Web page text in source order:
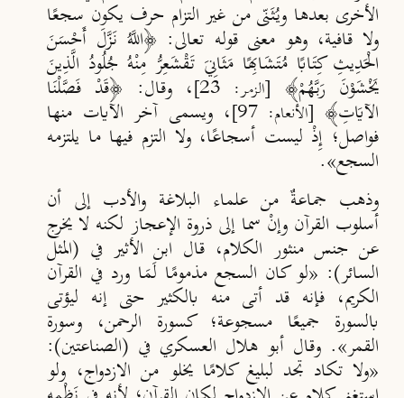
الأخرى بعدها ويُـثنى من غير التزام حرف يكون سجعًا
ولا قافية، وهو معنى قوله تعالى: ﴿اللَّهُ نَزَّلَ أَحْسَنَ
الْحَدِيثِ كِتَابًا مُتَشَابِهًا مَثَانِيَ تَقْشَعِرُّ مِنْهُ جُلُودُ الَّذِينَ
يَخْشَوْنَ رَبَّهُمْ﴾ [الزمر: 23] ، وقال: ﴿قَدْ فَصَّلْنَا
الآيَاتِ﴾[الأنعام: 97] ، ويسمى آخر الآيات منها
فواصل؛ إِذْ ليست أسجاعًا، ولا التزم فيها ما يلتزمه
السجع».
وذهب جماعةٌ من علماء البلاغة والأدب إلى أن
أسلوب القرآن وإنْ سما إلى ذروة الإعجاز لكنه لا يخرج
عن جنس منثور الكلام، قال ابن الأثير في (المثل
السائر): «لو كان السجع مذمومًا لَمَا ورد في القرآن
الكريم، فإنه قد أتى منه بالكثير حتى إنه ليؤتى
بالسورة جميعًا مسجوعة؛ كسورة الرحمن، وسورة
القمر». وقال أبو هلال العسكري في (الصناعتين):
«ولا تكاد تجد لبليغ كلامًا يخلو من الازدواج، ولو